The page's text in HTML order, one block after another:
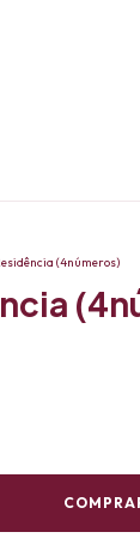
(4números)